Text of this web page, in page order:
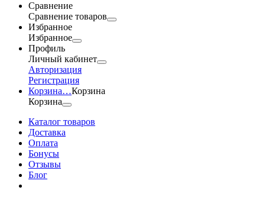
Сравнение
Сравнение товаров
Избранное
Избранное
Профиль
Личный кабинет
Авторизация
Регистрация
Корзина…Корзина
Корзина
Каталог товаров
Доставка
Оплата
Бонусы
Отзывы
Блог